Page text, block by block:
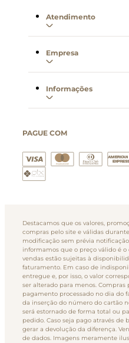
Atendimento
Empresa
Informações
PAGUE COM
Destacamos que os valores,
compras pelo site e válidas
modificação sem prévia
informamos que o preço válido é
vendas estão sujeitas à
faturamento. Em caso de
entregue e, por isso, o valor
ser alterado para menos.
pagamento processado no dia do
da inserção do número do cartão
será estornado de forma total ou
pedido. Caso seja pago através
gerar a devolução da diferença.
de dados. Imagens meramente